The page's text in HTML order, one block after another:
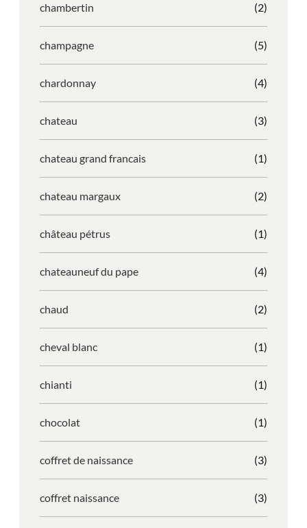
chambertin (2)
champagne (5)
chardonnay (4)
chateau (3)
chateau grand francais (1)
chateau margaux (2)
château pétrus (1)
chateauneuf du pape (4)
chaud (2)
cheval blanc (1)
chianti (1)
chocolat (1)
coffret de naissance (3)
coffret naissance (3)